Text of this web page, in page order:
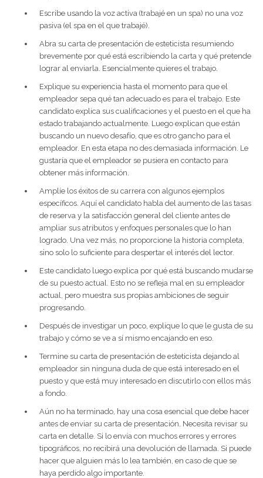
Escribe usando la voz activa (trabajé en un spa) no una voz
pasiva (el spa en el que trabajé).
Abra su carta de presentación de esteticista resumiendo
brevemente por qué está escribiendo la carta y qué pretende
lograr al enviarla. Esencialmente quieres el trabajo.
Explique su experiencia hasta el momento para que el
empleador sepa qué tan adecuado es para el trabajo. Este
candidato explica sus cualificaciones y el puesto en el que ha
estado trabajando actualmente. Luego explican que están
buscando un nuevo desafío, que es otro gancho para el
empleador. En esta etapa no des demasiada información. Le
gustaría que el empleador se pusiera en contacto para
obtener más información.
Amplíe los éxitos de su carrera con algunos ejemplos
específicos. Aquí el candidato habla del aumento de las tasas
de reserva y la satisfacción general del cliente antes de
ampliar sus atributos y enfoques personales que lo han
logrado. Una vez más, no proporcione la historia completa,
sino solo lo suficiente para despertar el interés del lector.
Este candidato luego explica por qué está buscando mudarse
de su puesto actual. Esto no se refleja mal en su empleador
actual, pero muestra sus propias ambiciones de seguir
progresando.
Después de investigar un poco, explique lo que le gusta de su
trabajo y cómo se ve a sí mismo encajando en eso.
Termine su carta de presentación de esteticista dejando al
empleador sin ninguna duda de que está interesado en el
puesto y que está muy interesado en discutirlo con ellos más
a fondo.
Aún no ha terminado, hay una cosa esencial que debe hacer
antes de enviar su carta de presentación. Necesita revisar su
carta en detalle. Si lo envía con muchos errores y errores
tipográficos, no recibirá una devolución de llamada. Si puede
hacer que alguien más lo lea también, en caso de que se
haya perdido algo importante.